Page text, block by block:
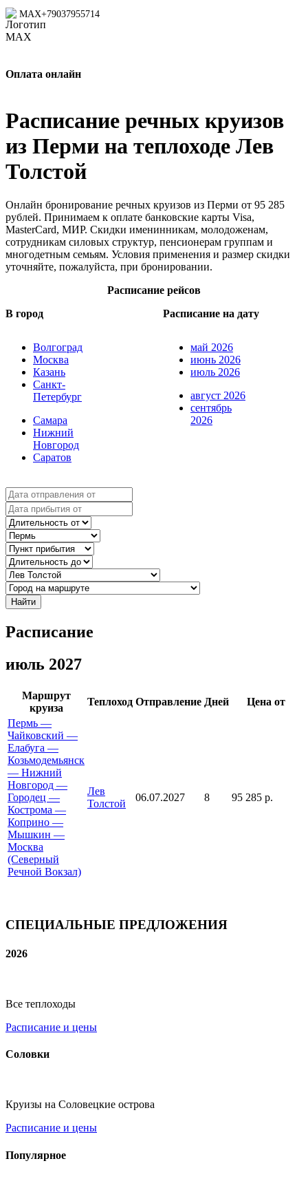
MAX+79037955714
Оплата онлайн
Расписание речных круизов
из Перми на теплоходе Лев
Толстой
Онлайн бронирование речных круизов из Перми от 95 285
рублей. Принимаем к оплате банковские карты Visa,
MasterCard, МИР. Скидки именинникам, молодоженам,
сотрудникам силовых структур, пенсионерам группам и
многодетным семьям. Условия применения и размер скидки
уточняйте, пожалуйста, при бронировании.
Расписание рейсов
В город
Расписание на дату
Волгоград
Москва
Казань
Санкт-
Петербург
Самара
Нижний
Новгород
Саратов
май 2026
июнь 2026
июль 2026
август 2026
сентябрь
2026
Найти
Расписание
июль 2027
Маршрут
круиза
Теплоход Отправление Дней
Цена от
Пермь —
Чайковский —
Елабуга —
Козьмодемьянск
— Нижний
Новгород —
Городец —
Кострома —
Коприно —
Мышкин —
Москва
(Северный
Речной Вокзал)
Лев
Толстой
06.07.2027 8 95 285 р.
СПЕЦИАЛЬНЫЕ ПРЕДЛОЖЕНИЯ
2026
Все теплоходы
Расписание и цены
Соловки
Круизы на Соловецкие острова
Расписание и цены
Популярное